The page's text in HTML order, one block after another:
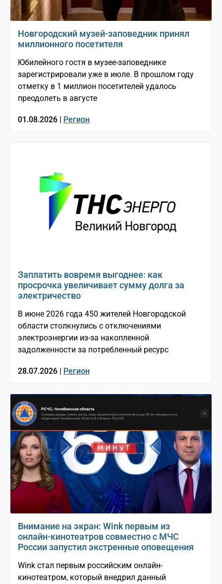
Новгородский музей-заповедник принял
миллионного посетителя
Юбилейного гостя в музее-заповеднике
зарегистрировали уже в июле. В прошлом году
отметку в 1 миллион посетителей удалось
преодолеть в августе
01.08.2026 | Регион
Заплатить вовремя выгоднее: как
просрочка увеличивает сумму долга за
электричество
В июне 2026 года 450 жителей Новгородской
области столкнулись с отключениями
электроэнергии из-за накопленной
задолженности за потребленный ресурс
28.07.2026 | Регион
Внимание на экран: Wink первым из
онлайн-кинотеатров совместно с МЧС
России запустил экстренные оповещения
Wink стал первым российским онлайн-
кинотеатром, который внедрил данный